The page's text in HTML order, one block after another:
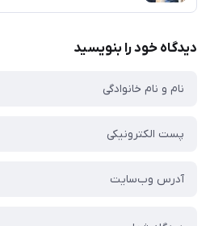
دیدگاه خود را بنویسید